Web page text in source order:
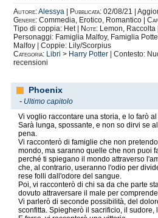
Autore:Alessya Pubblicata: 02/08/21 |
Genere: Commedia, Erotico, Romantico |
Tipo di coppia: Het |
Note: Lemon, Raccolta |
Personaggi: Famiglia Malfoy, Famiglia
Malfoy | Coppie: Lily/Scorpius
Categoria: Libri > Harry Potter | Contesto:
recensioni
Phoenix
- Ultimo capitolo
Vi voglio raccontare una storia, e lo farò
Sarà lunga, spossante, e non so dirvi se
pena.
Vi racconterò di famiglie che non
mondo, ma saranno quelle che non puoi
perché ti spiegano il mondo attraverso
che, al contrario, useranno l'odio per
rese folli dall'odore del sangue.
Poi, vi racconterò di chi sa da che parte
dovuto attraversare il male per
Vi parlerò di seconde possibilità, del
sconfitta. Spiegherò il sacrificio, il sudore,